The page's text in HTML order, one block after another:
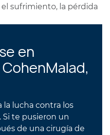
sufrimiento, la pérdida
en
la lucha contra los
Si te pusieron un
de una cirugía de